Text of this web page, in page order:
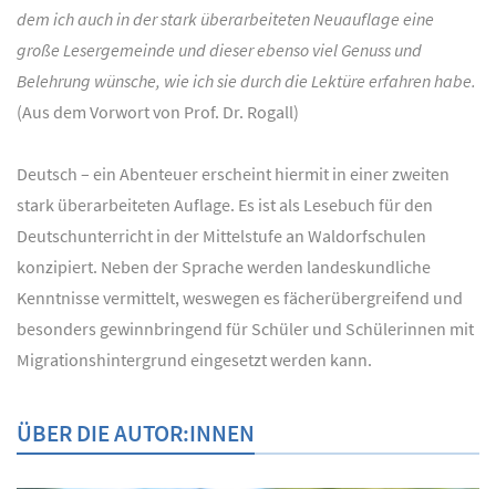
dem ich auch in der stark überarbeiteten Neuauflage eine
große Lesergemeinde und dieser ebenso viel Genuss und
Belehrung wünsche, wie ich sie durch die Lektüre erfahren habe.
(Aus dem Vorwort von Prof. Dr. Rogall)
Deutsch – ein Abenteuer erscheint hiermit in einer zweiten
stark überarbeiteten Auflage. Es ist als Lesebuch für den
Deutschunterricht in der Mittelstufe an Waldorfschulen
konzipiert. Neben der Sprache werden landeskundliche
Kenntnisse vermittelt, weswegen es fächerübergreifend und
besonders gewinnbringend für Schüler und Schülerinnen mit
Migrationshintergrund eingesetzt werden kann.
ÜBER DIE AUTOR:INNEN